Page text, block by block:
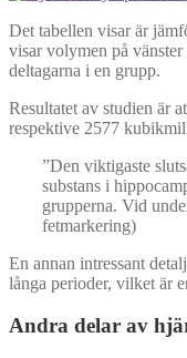
Det tabellen visar är
visar volymen på
deltagarna i en grupp.
Resultatet av studien är
respektive 2577
”Den viktigaste
substans i
grupperna. Vid
fetmarkering)
En annan intressant
långa perioder, vilket är
Andra delar av